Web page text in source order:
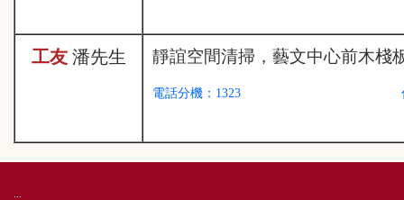
工友 潘先生 靜誼空間清掃，藝文中心前木棧
電話分機：1323